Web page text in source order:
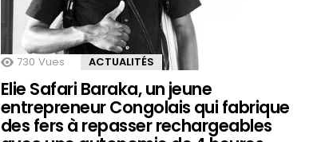
730 Vues ACTUALITÉS
Elie Safari Baraka, un jeune
entrepreneur Congolais qui fabrique
des fers à repasser rechargeables